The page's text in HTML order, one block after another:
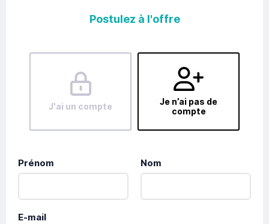
Postulez à l'offre
J'ai un compte
Je n’ai pas de
compte
Prénom Nom
E-mail